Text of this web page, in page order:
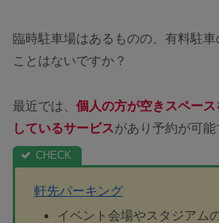
臨時駐車場はあるものの、有料駐
ことはないですか？
最近では、 個人の方が空きスペー
しているサービスがあり予約が可能
軒先パーキング
イベント会場やスタジアム